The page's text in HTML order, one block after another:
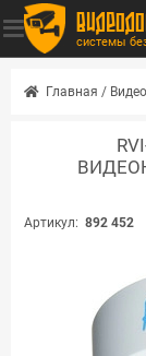
системы
Главная /
Артикул: 892 452